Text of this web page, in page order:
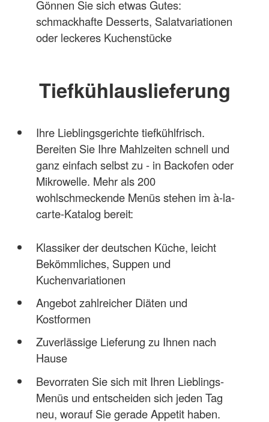
Gönnen Sie sich etwas Gutes:
schmackhafte Desserts, Salatvariationen
oder leckeres Kuchenstücke
Tiefkühlauslieferung
Ihre Lieblingsgerichte tiefkühlfrisch.
Bereiten Sie Ihre Mahlzeiten schnell und
ganz einfach selbst zu - in Backofen oder
Mikrowelle. Mehr als 200
wohlschmeckende Menüs stehen im à-la-
carte-Katalog bereit:
Klassiker der deutschen Küche, leicht
Bekömmliches, Suppen und
Kuchenvariationen
Angebot zahlreicher Diäten und
Kostformen
Zuverlässige Lieferung zu Ihnen nach
Hause
Bevorraten Sie sich mit Ihren Lieblings-
Menüs und entscheiden sich jeden Tag
neu, worauf Sie gerade Appetit haben.